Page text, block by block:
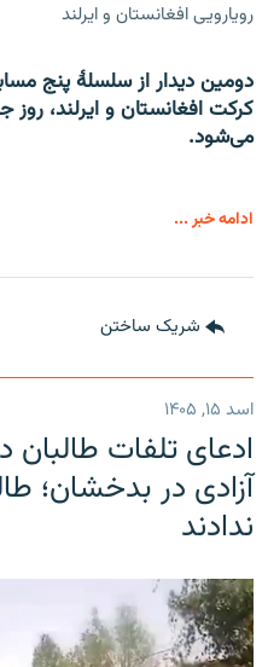
رویارویی افغانستان و ایرلند
دومین دیدار از سلسلۀ پنج
می‌شود.
ادامه خبر ...
شریک ساختن
اسد ۱۵, ۱۴۰۵
ادعای تلفات طالبان
آزادی در بدخشان؛
ندادند